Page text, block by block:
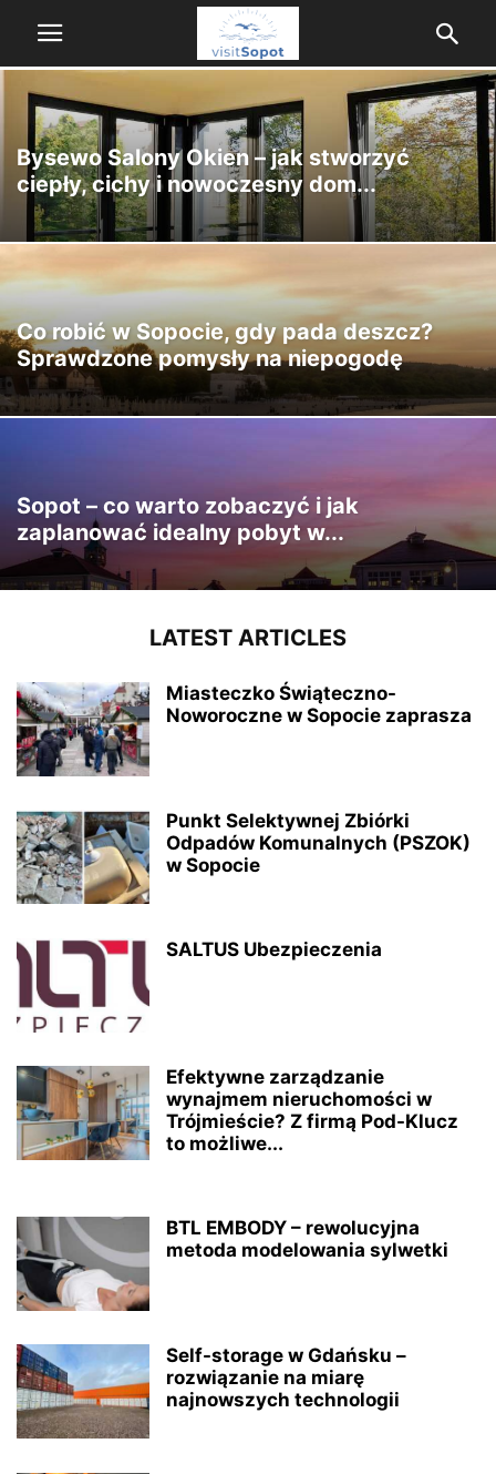
Bysewo Salony Okien – jak stworzyć
ciepły, cichy i nowoczesny dom...
Co robić w Sopocie, gdy pada deszcz?
Sprawdzone pomysły na niepogodę
Sopot – co warto zobaczyć i jak
zaplanować idealny pobyt w...
LATEST ARTICLES
Miasteczko Świąteczno-
Noworoczne w Sopocie zaprasza
Punkt Selektywnej Zbiórki
Odpadów Komunalnych (PSZOK)
w Sopocie
SALTUS Ubezpieczenia
Efektywne zarządzanie
wynajmem nieruchomości w
Trójmieście? Z firmą Pod-Klucz
to możliwe...
BTL EMBODY – rewolucyjna
metoda modelowania sylwetki
Self-storage w Gdańsku –
rozwiązanie na miarę
najnowszych technologii